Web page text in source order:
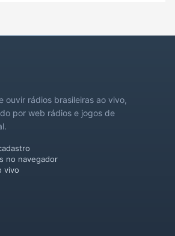
ouvir rádios brasileiras ao vivo,
por web rádios e jogos de
no navegador
vivo